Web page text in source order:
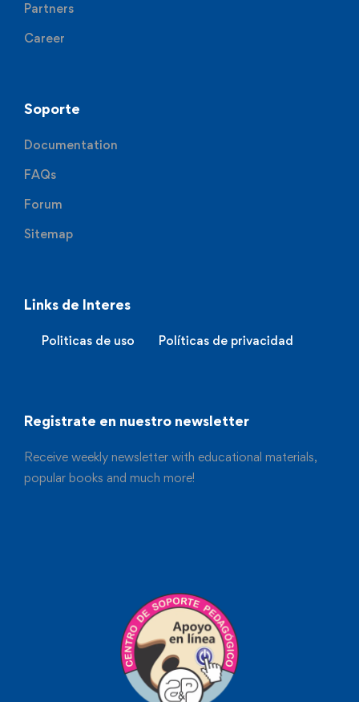
Partners
Career
Soporte
Documentation
FAQs
Forum
Sitemap
Links de Interes
Politicas de uso Políticas de privacidad
Registrate en nuestro newsletter
Receive weekly newsletter with educational materials,
popular books and much more!